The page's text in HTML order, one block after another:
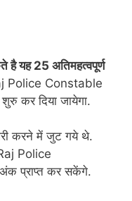
यह 25 अतिमहत्वपूर्ण
Police Constable
कर दिया जायेगा.
करने में जुट गये थे.
Police
प्राप्त कर सकेंगे.